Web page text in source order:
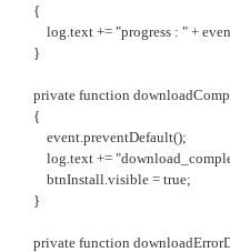
{
log.text += "progress : " +
}
private function
{
event.preventDefault();
log.text += "download_complete
btnInstall.visible = true;
}
private function